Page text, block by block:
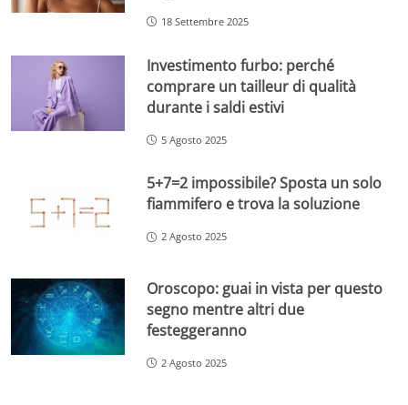
18 Settembre 2025
Investimento furbo: perché
comprare un tailleur di qualità
durante i saldi estivi
5 Agosto 2025
5+7=2 impossibile? Sposta un solo
fiammifero e trova la soluzione
2 Agosto 2025
Oroscopo: guai in vista per questo
segno mentre altri due
festeggeranno
2 Agosto 2025